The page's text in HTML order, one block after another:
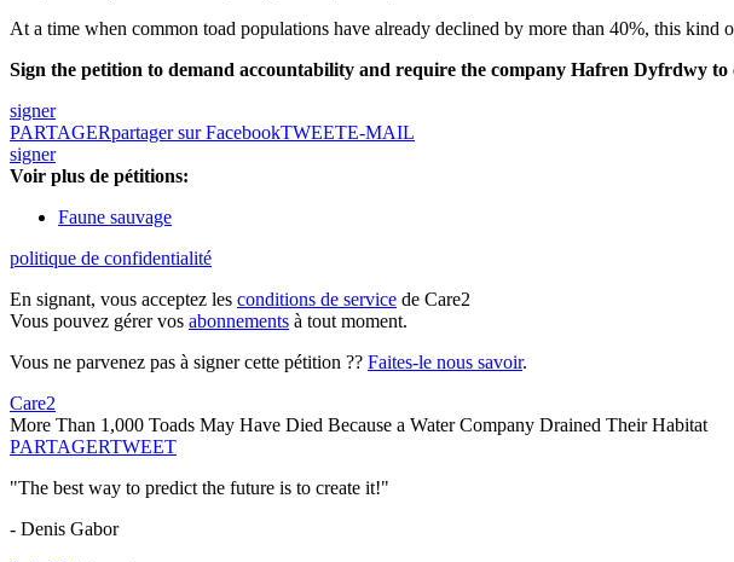
At a time when common toad populations have already declined by more than 40%, this kind
Sign the petition to demand accountability and require the company Hafren Dyfrdwy
signer
PARTAGERpartager sur FacebookTWEETE-MAIL
signer
Voir plus de pétitions:
Faune sauvage
politique de confidentialité
En signant, vous acceptez les conditions de service de Care2
Vous pouvez gérer vos abonnements à tout moment.
Vous ne parvenez pas à signer cette pétition ?? Faites-le nous savoir.
Care2
More Than 1,000 Toads May Have Died Because a Water Company Drained Their Habitat
PARTAGERTWEET
"The best way to predict the future is to create it!"
- Denis Gabor